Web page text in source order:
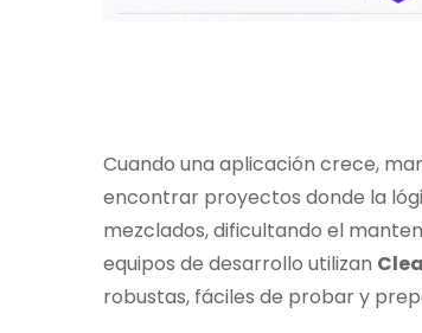
Cuando una aplicación crece,
encontrar proyectos donde la
mezclados, dificultando el
equipos de desarrollo utilizan
robustas, fáciles de probar y